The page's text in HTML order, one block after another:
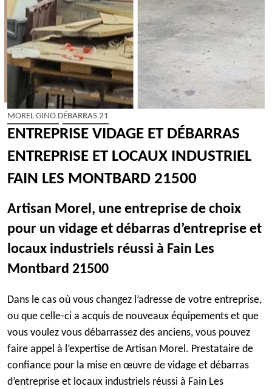
MOREL GINO DÉBARRAS 21
ENTREPRISE VIDAGE ET DÉBARRAS
ENTREPRISE ET LOCAUX INDUSTRIEL
FAIN LES MONTBARD 21500
Artisan Morel, une entreprise de choix
pour un vidage et débarras d’entreprise et
locaux industriels réussi à Fain Les
Montbard 21500
Dans le cas où vous changez l’adresse de votre entreprise,
ou que celle-ci a acquis de nouveaux équipements et que
vous voulez vous débarrassez des anciens, vous pouvez
faire appel à l’expertise de Artisan Morel. Prestataire de
confiance pour la mise en œuvre de vidage et débarras
d’entreprise et locaux industriels réussi à Fain Les